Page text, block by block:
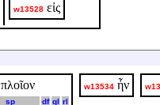
w13528 εἰς
πλοῖον
sp df ql rl
w13534 ἦν